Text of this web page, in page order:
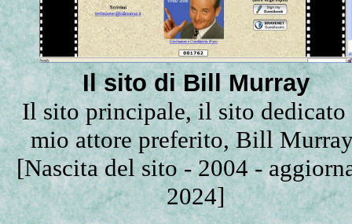
Il sito di Bill Murray
Il sito principale, il sito dedicato
mio attore preferito, Bill
[Nascita del sito - 2004 -
2024]